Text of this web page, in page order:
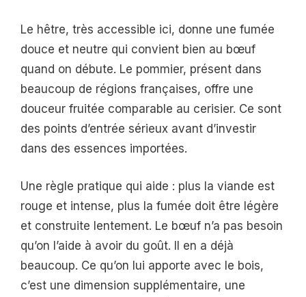
Le hêtre, très accessible ici, donne une fumée
douce et neutre qui convient bien au bœuf
quand on débute. Le pommier, présent dans
beaucoup de régions françaises, offre une
douceur fruitée comparable au cerisier. Ce sont
des points d’entrée sérieux avant d’investir
dans des essences importées.
Une règle pratique qui aide : plus la viande est
rouge et intense, plus la fumée doit être légère
et construite lentement. Le bœuf n’a pas besoin
qu’on l’aide à avoir du goût. Il en a déjà
beaucoup. Ce qu’on lui apporte avec le bois,
c’est une dimension supplémentaire, une